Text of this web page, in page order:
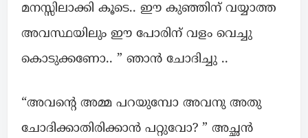
മനസ്സിലാക്കി കൂടെ.. ഈ കുഞ്ഞിന് വയ്യാത്ത
അവസ്ഥയിലും ഈ പോരിന് വളം വെച്ചു
കൊടുക്കണോ.. ” ഞാൻ ചോദിച്ചു ..
“അവന്റെ അമ്മ പറയുമ്പോ അവനു അതു
ചോദിക്കാതിരിക്കാൻ പറ്റുവോ? ” അച്ഛൻ